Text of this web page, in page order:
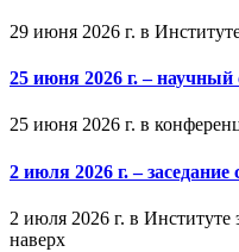
29 июня 2026 г. в
25 июня 2026 г. –
25 июня 2026 г. в
2 июля 2026 г. –
2 июля 2026 г. в
наверх